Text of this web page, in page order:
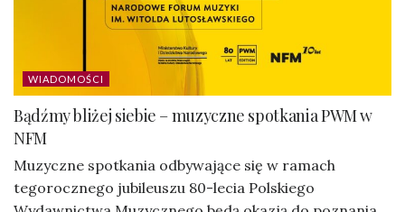
WIADOMOŚCI
Bądźmy bliżej siebie – muzyczne spotkania PWM w
NFM
Muzyczne spotkania odbywające się w ramach
tegorocznego jubileuszu 80-lecia Polskiego